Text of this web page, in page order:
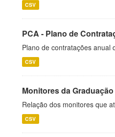
CSV
PCA - Plano de
Plano de contratações anual
CSV
Monitores da Graduação
Relação dos monitores que
CSV